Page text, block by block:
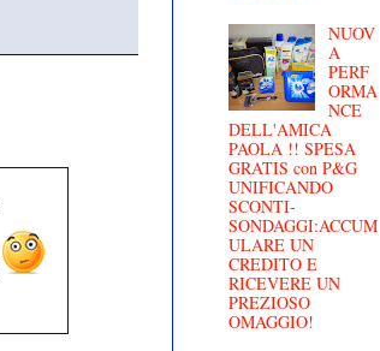
NUOV
A
PERF
ORMA
NCE
DELL'AMICA
PAOLA !! SPESA
GRATIS con P&G
UNIFICANDO
SCONTI-
SONDAGGI:ACCUM
ULARE UN
CREDITO E
RICEVERE UN
PREZIOSO
OMAGGIO!